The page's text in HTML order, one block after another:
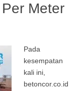
Meter
Pada
kesempatan
kali ini,
betoncor.co.id